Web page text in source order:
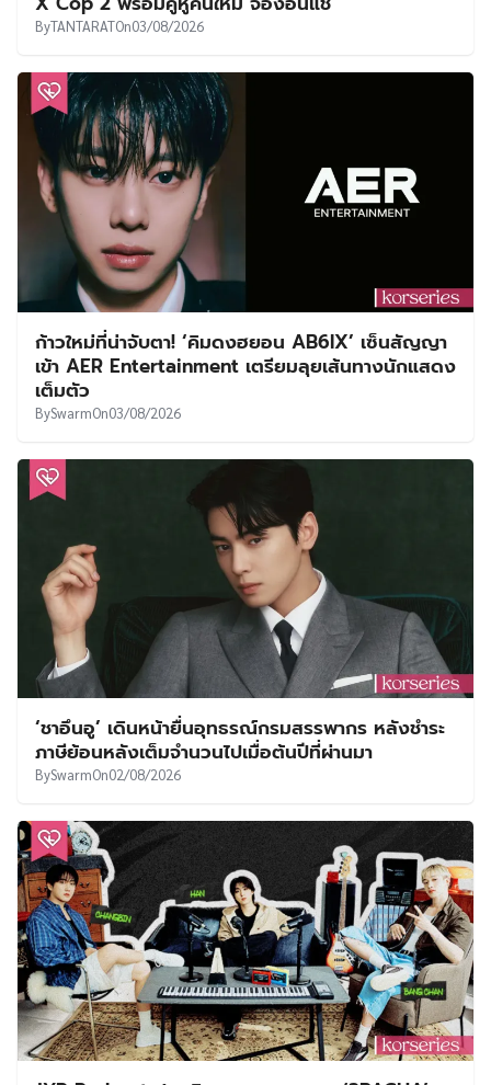
ByTANTARATOn03/08/2026
ก้าวใหม่ที่น่าจับตา! ‘คิมดงฮยอน AB6IX’ เซ็นสัญญา
เข้า AER Entertainment เตรียมลุยเส้นทางนักแสดง
เต็มตัว
BySwarmOn03/08/2026
‘ชาอึนอู’ เดินหน้ายื่นอุทธรณ์กรมสรรพากร หลังชำระ
ภาษีย้อนหลังเต็มจำนวนไปเมื่อต้นปีที่ผ่านมา
BySwarmOn02/08/2026